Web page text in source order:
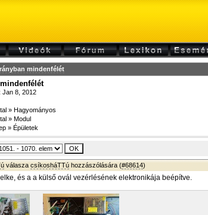
mindenfélét
Jan 8, 2012
» Hagyományos
» Modul
» Épületek
válasza csíkosháTTú hozzászólására (#68614)
és a a külső ovál vezérlésének elektronikája beépítve.